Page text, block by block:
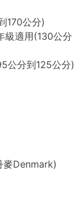
170公分)
級適用(130公分
公分到125公分)
麥Denmark)
170公分)
級適用(130公分
公分到125公分)
麥Denmark)